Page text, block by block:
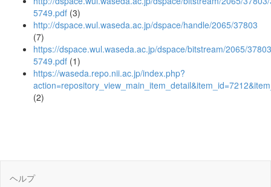
5749.pdf (3)
http://dspace.wul.waseda.ac.jp/dspace/handle/2065/37803
(7)
https://dspace.wul.waseda.ac.jp/dspace/bitstream/2065/
5749.pdf (1)
https://waseda.repo.nii.ac.jp/index.php?
(2)
ヘルプ